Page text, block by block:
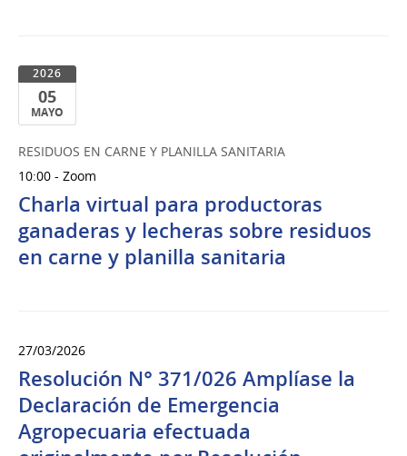
2026
05
MAYO
de
Mayo
del
2026
RESIDUOS EN CARNE Y PLANILLA SANITARIA
10:00 - Zoom
Charla virtual para productoras
ganaderas y lecheras sobre residuos
en carne y planilla sanitaria
27/03/2026
Resolución N° 371/026 Amplíase la
Declaración de Emergencia
Agropecuaria efectuada